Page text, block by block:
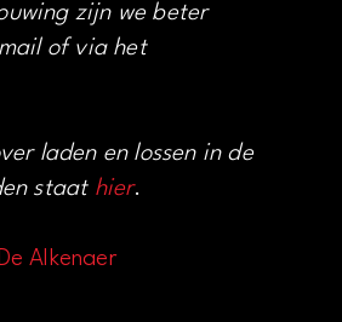
zijn we beter
of via het
laden en lossen in de
staat hier.
Alkenaer